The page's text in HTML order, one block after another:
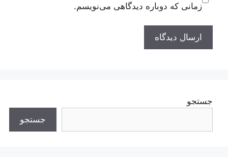
زمانی که دوباره دیدگاهی می‌نویسم.
جستجو
جستجو